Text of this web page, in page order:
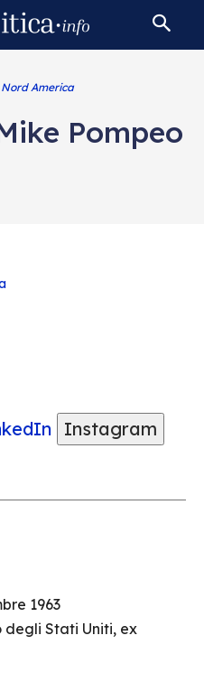
America
Pompeo
Instagram
1963
Stati Uniti, ex